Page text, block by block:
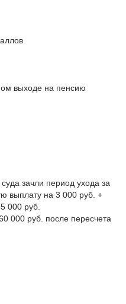
выходе на пенсию
зачли период ухода за
выплату на 3 000 руб. +
000 руб.
000 руб. после пересчета